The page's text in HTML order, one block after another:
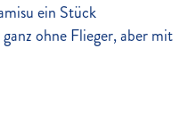
ein Stück
ohne Flieger, aber mit